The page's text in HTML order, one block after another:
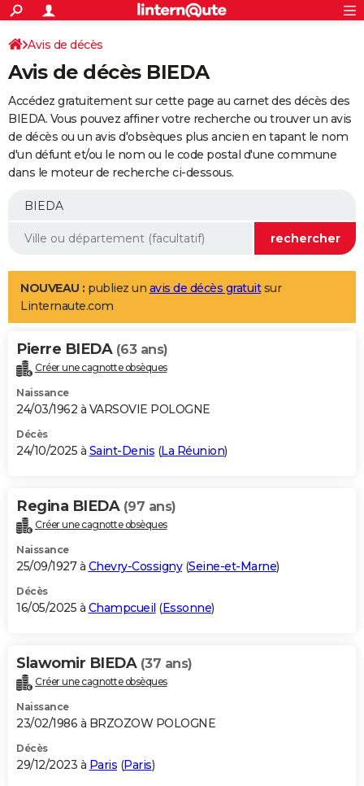
ACTUALITÉS
Politique
Société
Faits Divers
Education
Monde
Villes
+
SPORT
Coupe du monde 2026
Football
Tennis
Cyclisme
Rugby
Forum
Programme TV
TNT
Streaming
Cinéma
Sorties cinéma
Musique
+
FINANCE
Retraite
Impôts
Epargne
Immobilier
Risques naturels par ville
Banque
Assurance
Crédit
AUTO
Essais
Réserver un essai
Citadines
Berlines
SUV
Forum auto
+
Mobiles
Meilleur smartphone
Internet
Ordinateurs
Jeux vidéo
Guide high-tech
Aménagement intérieur
LIFESTYLE
Art de vivre
Bien-être
Loisirs
Mode
Modes de vie
Alimentation
Guide de la santé
Maladies
Médicaments
Sommeil
VOYAGE
Destinations
City break
Voyage nature
Voyage de noces
Forum
Climat
+PHOTO
GUIDES D'ACHAT
BONS PLANS
Carte de Noël
Carte Bonne année
Carte Saint-Valentin
Carte Pâques
Carte d'anniversaire
DICTIONNAIRE
Dictionnaire
Biographies
Citations
Expressions
Proverbes
PROGRAMME TV
S'inscrire
Se connecter
Lycées
Collèges
Primaires
Universités
Entreprises
Service militaire
Avis de recherche
AVIS DE DÉCÈS
Bricolage
Lifestyle
Culture
Sport
Auto
Television
Voyage
Cinema
Avis de décès
Avis de décès BIEDA
Accédez gratuitement sur cette page au carnet des décès des
BIEDA. Vous pouvez affiner votre recherche ou trouver un avis
de décès ou un avis d'obsèques plus ancien en tapant le nom
d'un défunt et/ou le nom ou le code postal d'une commune
dans le moteur de recherche ci-dessous.
NOUVEAU : publiez un avis de décès gratuitsur
Linternaute.com
Pierre BIEDA (63 ans)
Créer une cagnotte obsèques
Naissance
24/03/1962 à VARSOVIE POLOGNE
Décès
24/10/2025 à Saint-Denis (La Réunion)
Regina BIEDA (97 ans)
Créer une cagnotte obsèques
Naissance
25/09/1927 à Chevry-Cossigny(Seine-et-Marne)
Décès
16/05/2025 à Champcueil (Essonne)
Slawomir BIEDA (37 ans)
Créer une cagnotte obsèques
Naissance
23/02/1986 à BRZOZOW POLOGNE
Décès
29/12/2023 à Paris (Paris)